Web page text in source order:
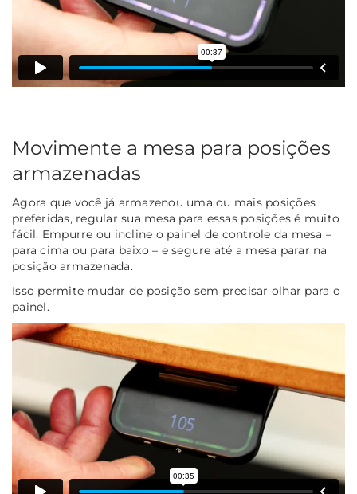
Movimente a mesa para posições
armazenadas
Agora que você já armazenou uma ou mais posições
preferidas, regular sua mesa para essas posições é muito
fácil. Empurre ou incline o painel de controle da mesa –
para cima ou para baixo – e segure até a mesa parar na
posição armazenada.
Isso permite mudar de posição sem precisar olhar para o
painel.